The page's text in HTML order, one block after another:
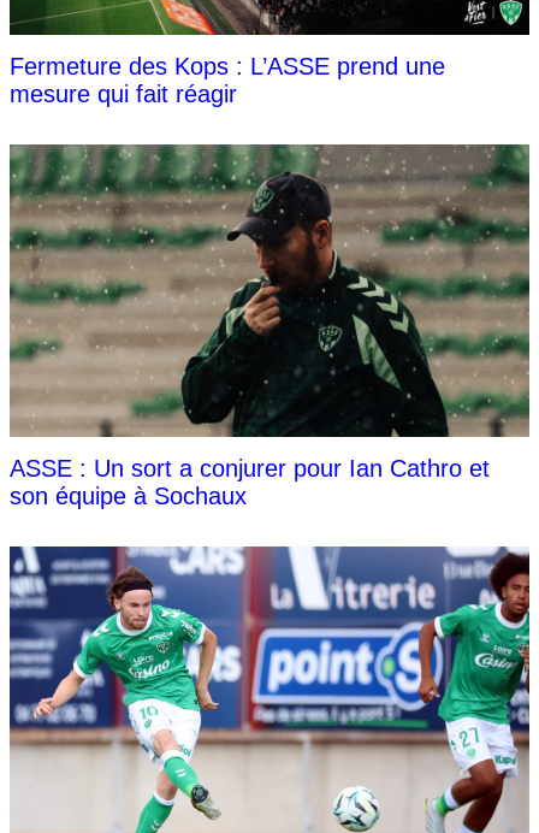
Fermeture des Kops : L’ASSE prend une
mesure qui fait réagir
ASSE : Un sort a conjurer pour Ian Cathro et
son équipe à Sochaux